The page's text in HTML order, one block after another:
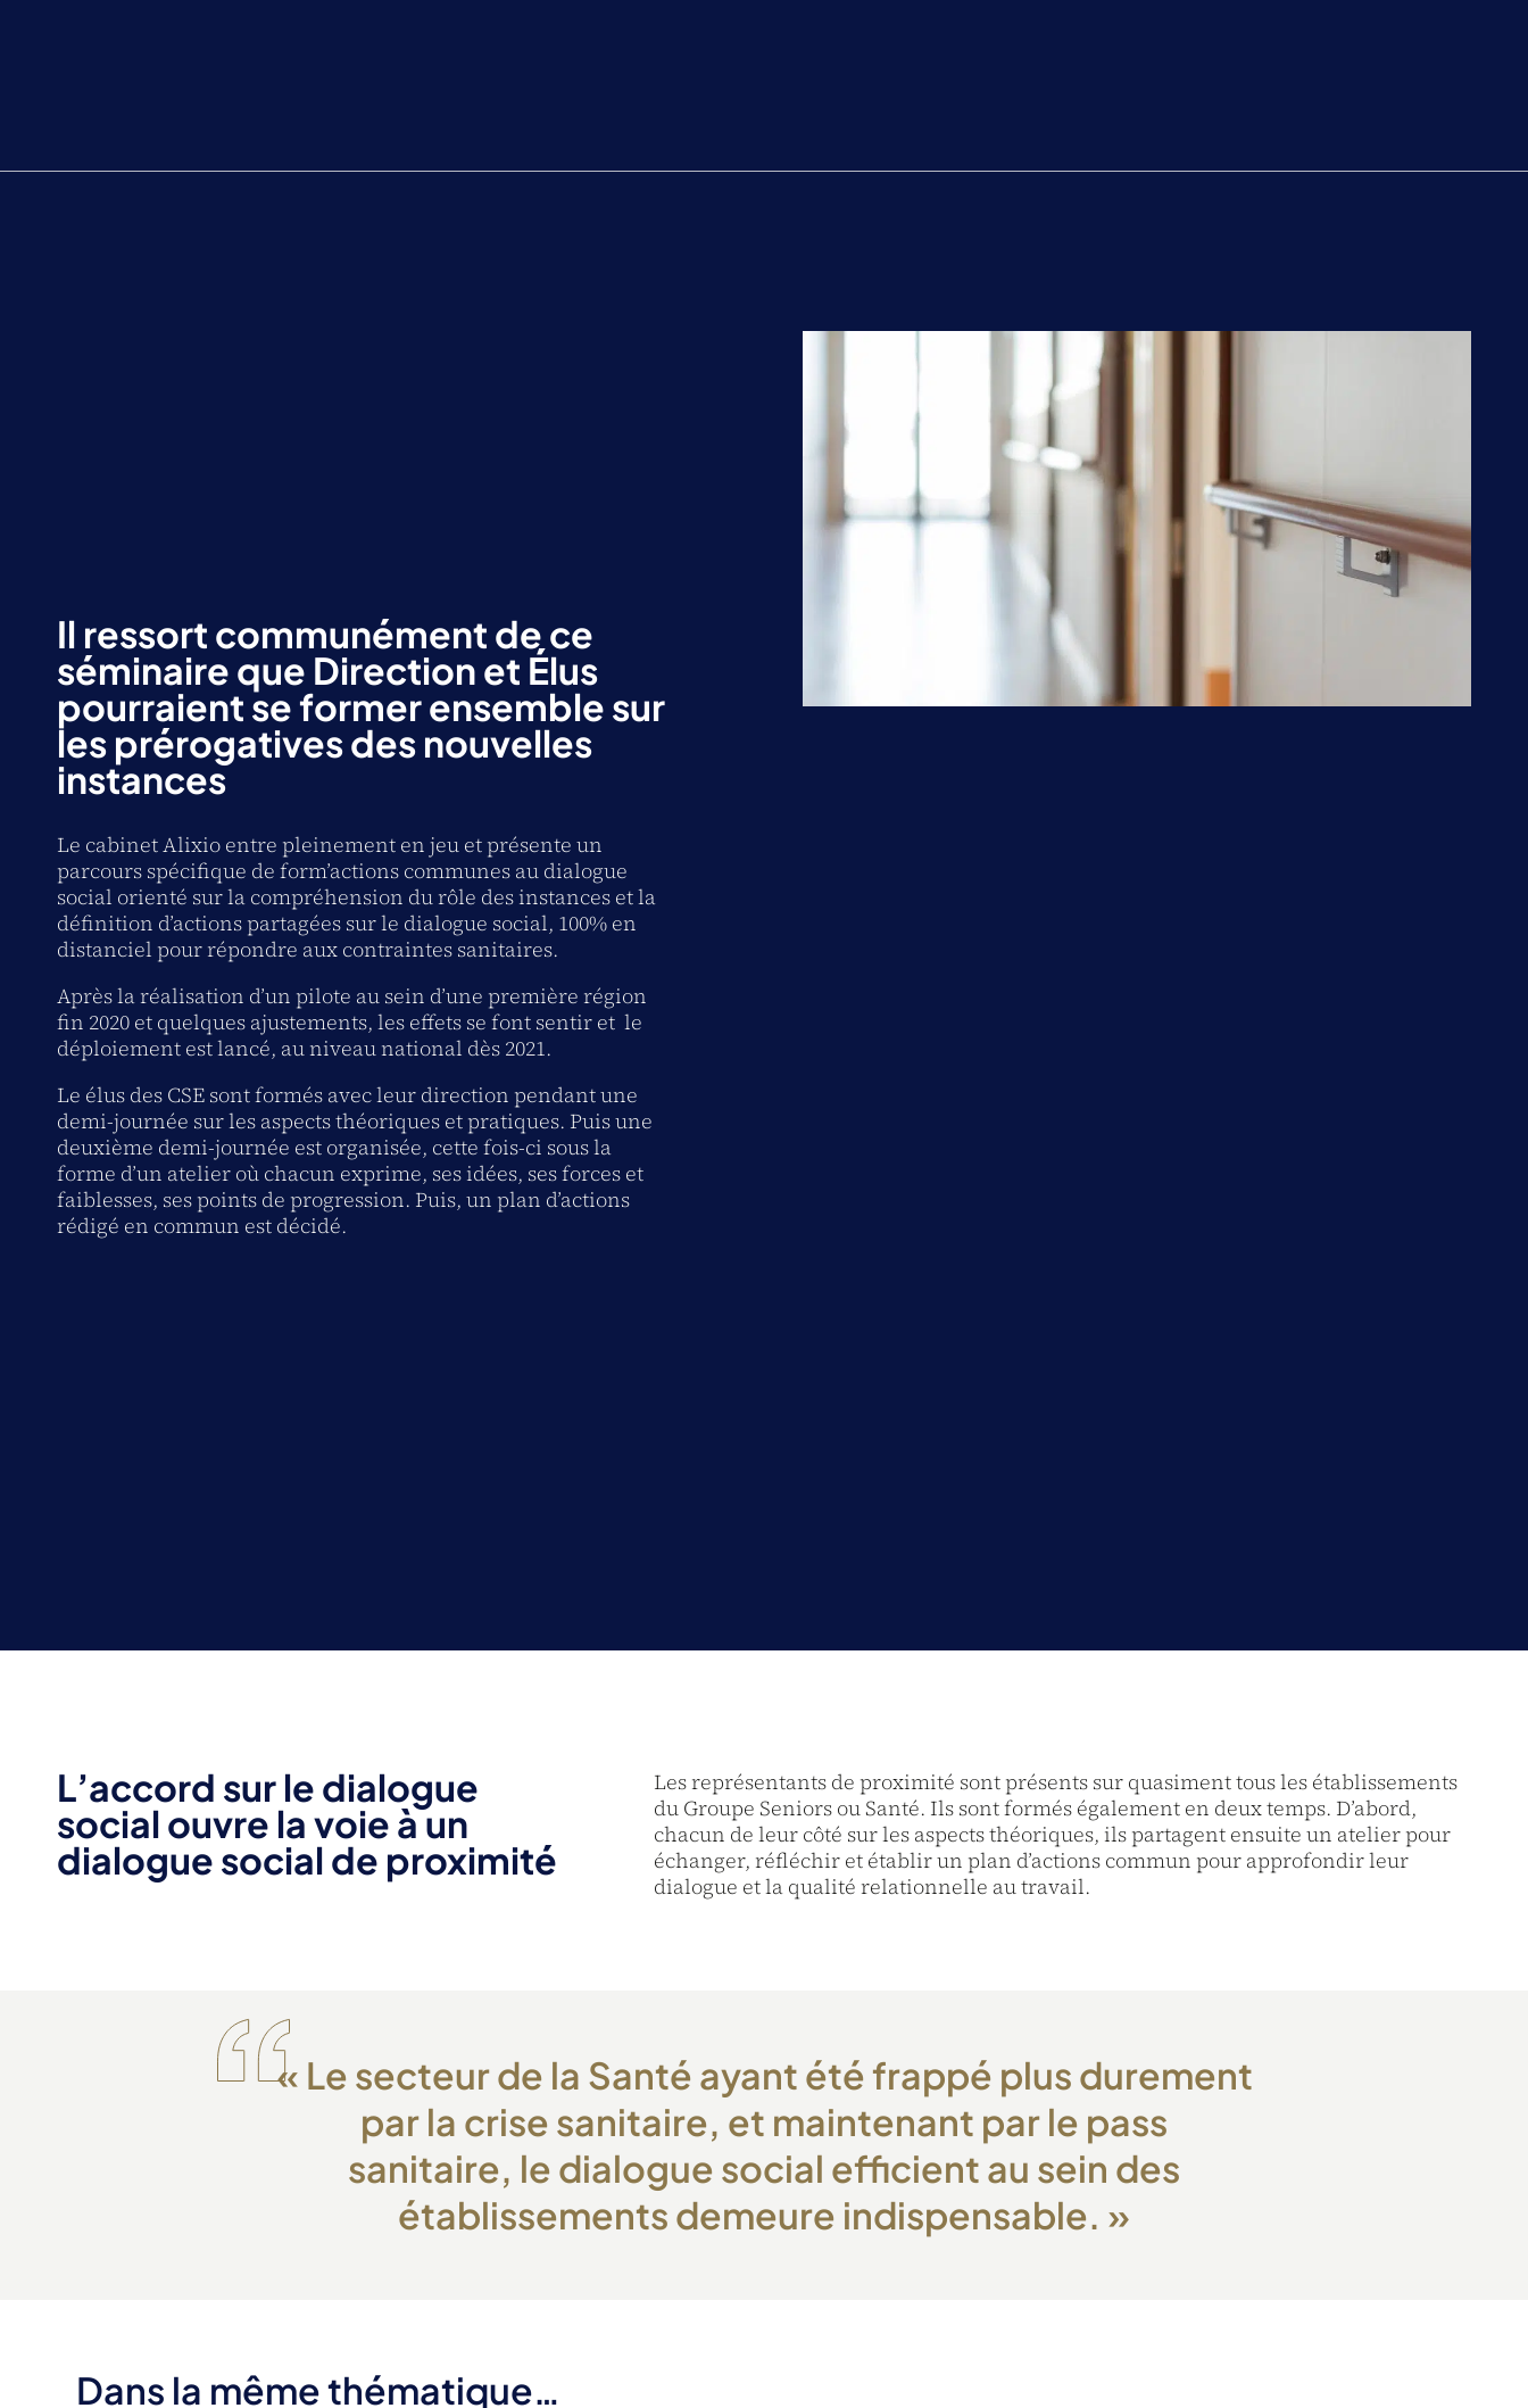
Il ressort communément de ce
séminaire que Direction et Élus
pourraient se former ensemble sur
les prérogatives des nouvelles
instances
Le cabinet Alixio entre pleinement en jeu et présente un
parcours spécifique de form’actions communes au dialogue
social orienté sur la compréhension du rôle des instances et la
définition d’actions partagées sur le dialogue social, 100% en
distanciel pour répondre aux contraintes sanitaires.
Après la réalisation d’un pilote au sein d’une première région
fin 2020 et quelques ajustements, les effets se font sentir et le
déploiement est lancé, au niveau national dès 2021.
Le élus des CSE sont formés avec leur direction pendant une
demi-journée sur les aspects théoriques et pratiques. Puis une
deuxième demi-journée est organisée, cette fois-ci sous la
forme d’un atelier où chacun exprime, ses idées, ses forces et
faiblesses, ses points de progression. Puis, un plan d’actions
rédigé en commun est décidé.
L’accord sur le dialogue
social ouvre la voie à un
dialogue social de proximité
Les représentants de proximité sont présents sur quasiment tous les établissements
du Groupe Seniors ou Santé. Ils sont formés également en deux temps. D’abord,
chacun de leur côté sur les aspects théoriques, ils partagent ensuite un atelier pour
échanger, réfléchir et établir un plan d’actions commun pour approfondir leur
dialogue et la qualité relationnelle au travail.
« Le secteur de la Santé ayant été frappé plus durement
par la crise sanitaire, et maintenant par le pass
sanitaire, le dialogue social efficient au sein des
établissements demeure indispensable. »
Dans la même thématique…